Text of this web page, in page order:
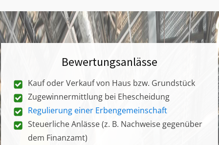
Bewertungsanlässe
Kauf oder Verkauf von Haus bzw. Grundstück
Zugewinnermittlung bei Ehescheidung
Regulierung einer Erbengemeinschaft
Steuerliche Anlässe (z. B. Nachweise gegenüber
dem Finanzamt)